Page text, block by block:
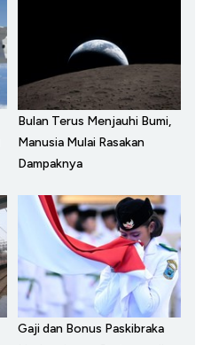
Bulan Terus Menjauhi Bumi,
Manusia Mulai Rasakan
Dampaknya
Gaji dan Bonus Paskibraka